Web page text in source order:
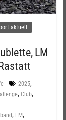
aktuell
LM
2025,
, Club,
, LM,